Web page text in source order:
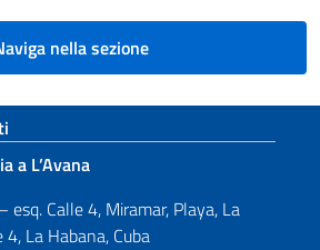
nella sezione
a L’Avana
esq. Calle 4, Miramar, Playa, La
La Habana, Cuba